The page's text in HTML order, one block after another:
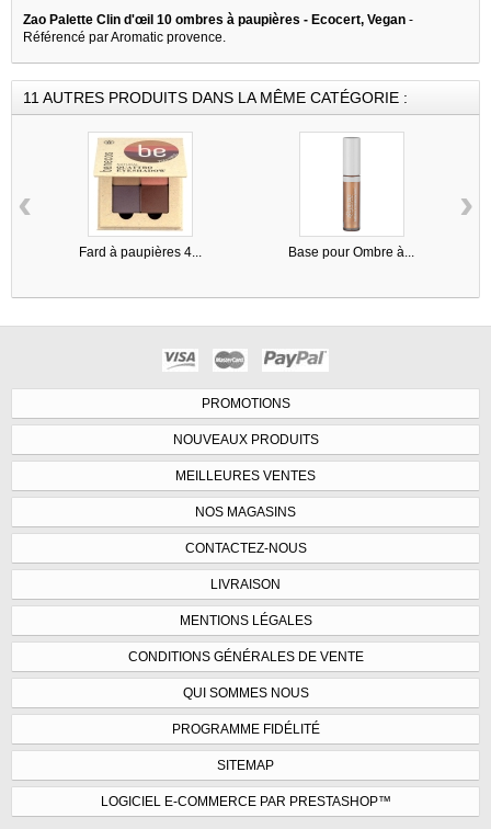
Zao Palette Clin d'œil 10 ombres à paupières - Ecocert, Vegan -
Référencé par Aromatic provence.
11 AUTRES PRODUITS DANS LA MÊME CATÉGORIE :
Fard à paupières 4... Base pour Ombre à...
‹ ›
PROMOTIONS
NOUVEAUX PRODUITS
MEILLEURES VENTES
NOS MAGASINS
CONTACTEZ-NOUS
LIVRAISON
MENTIONS LÉGALES
CONDITIONS GÉNÉRALES DE VENTE
QUI SOMMES NOUS
PROGRAMME FIDÉLITÉ
SITEMAP
LOGICIEL E-COMMERCE PAR PRESTASHOP™